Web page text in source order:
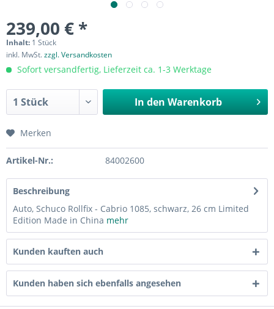
239,00 € *
Inhalt: 1 Stück
inkl. MwSt.zzgl. Versandkosten
Sofort versandfertig, Lieferzeit ca. 1-3 Werktage
In den Warenkorb
Merken
Artikel-Nr.: 84002600
Beschreibung
Auto, Schuco Rollfix - Cabrio 1085, schwarz, 26 cm Limited
Edition Made in China mehr
Kunden kauften auch
Kunden haben sich ebenfalls angesehen